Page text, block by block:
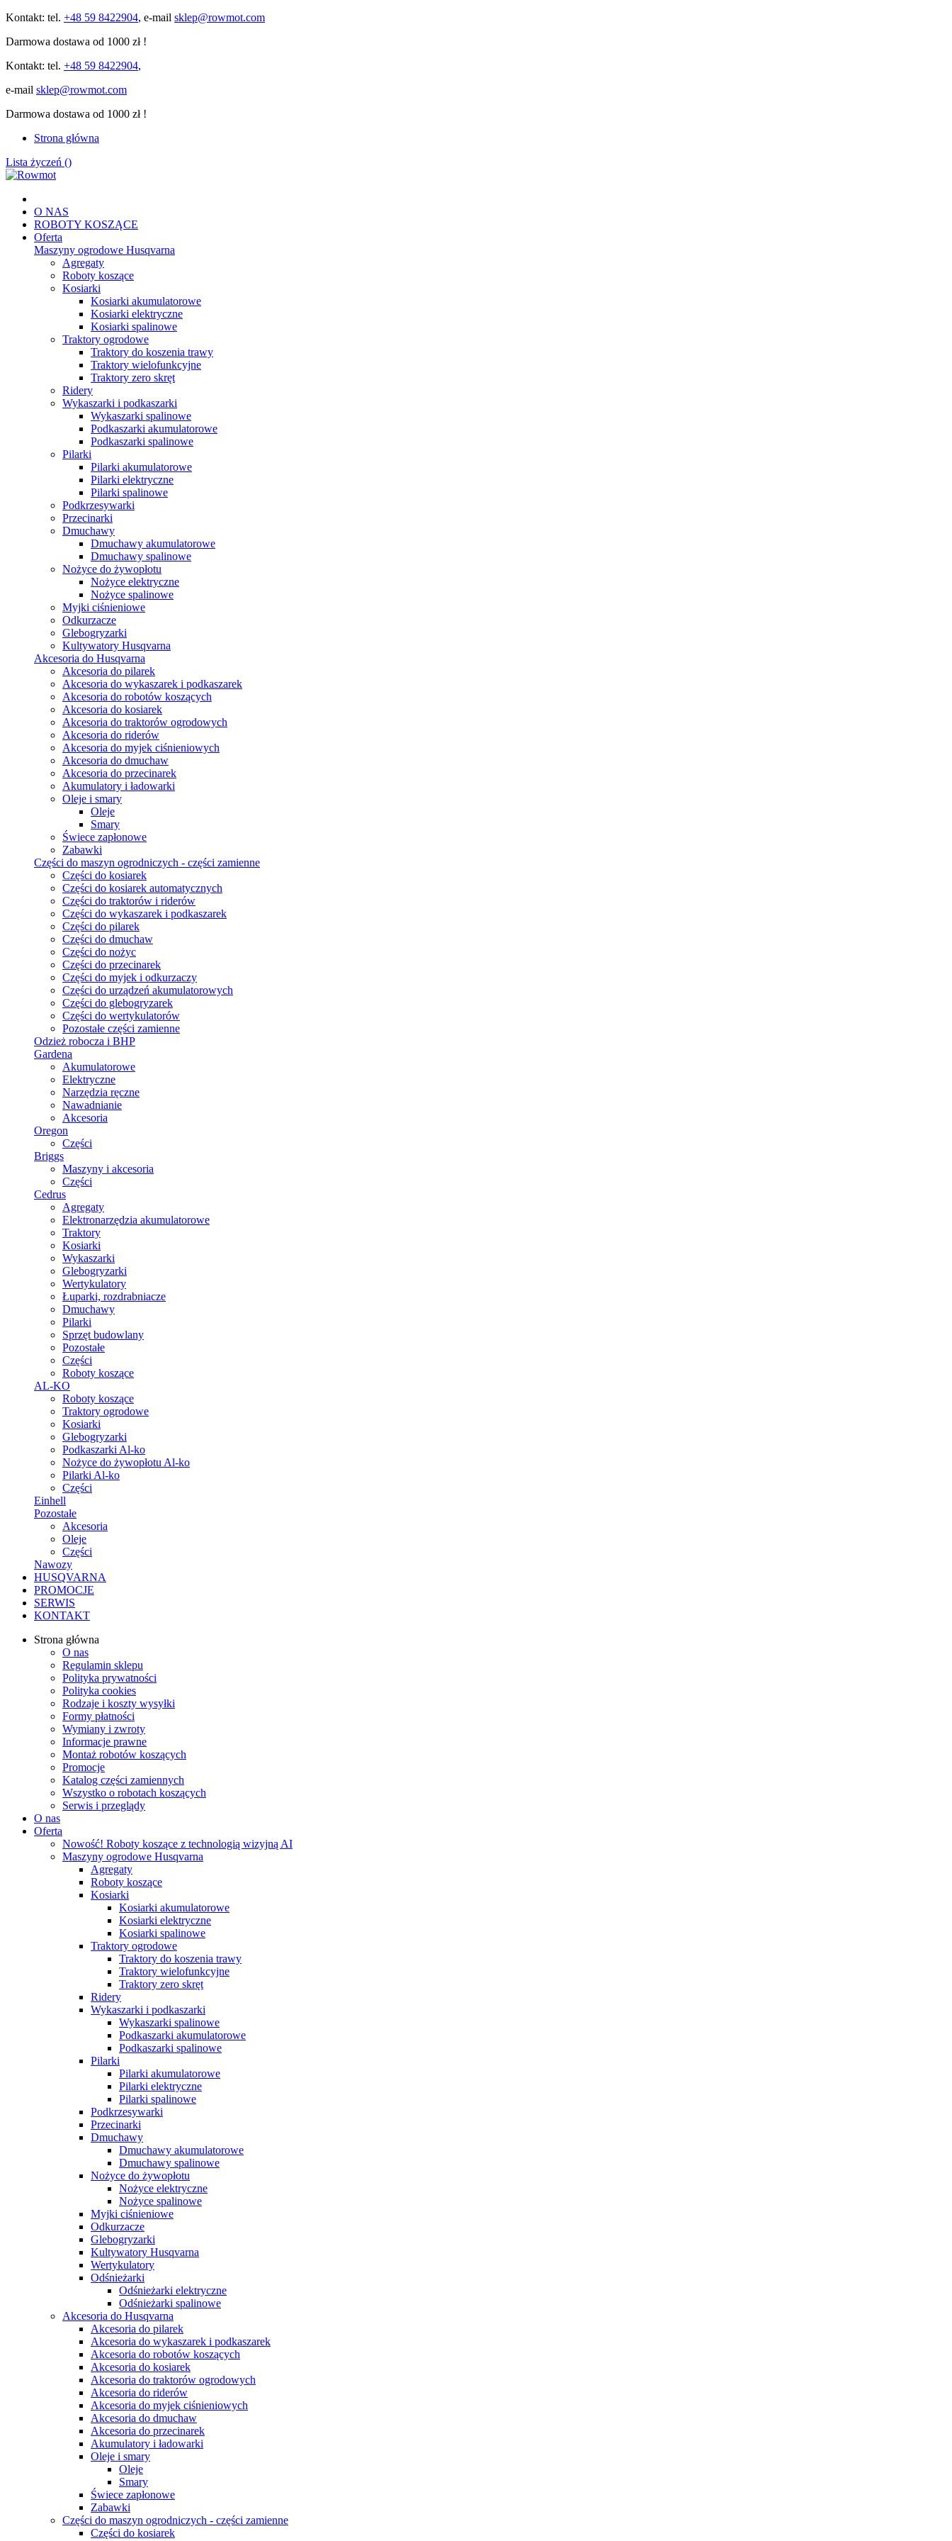
Kontakt: tel. +48 59 8422904, e-mail sklep@rowmot.com
Darmowa dostawa od 1000 zł !
Kontakt: tel. +48 59 8422904,
e-mail sklep@rowmot.com
Darmowa dostawa od 1000 zł !
Strona główna
Lista życzeń ()
O NAS
ROBOTY KOSZĄCE
Oferta
Maszyny ogrodowe Husqvarna
Agregaty
Roboty koszące
Kosiarki
Kosiarki akumulatorowe
Kosiarki elektryczne
Kosiarki spalinowe
Traktory ogrodowe
Traktory do koszenia trawy
Traktory wielofunkcyjne
Traktory zero skręt
Ridery
Wykaszarki i podkaszarki
Wykaszarki spalinowe
Podkaszarki akumulatorowe
Podkaszarki spalinowe
Pilarki
Pilarki akumulatorowe
Pilarki elektryczne
Pilarki spalinowe
Podkrzesywarki
Przecinarki
Dmuchawy
Dmuchawy akumulatorowe
Dmuchawy spalinowe
Nożyce do żywopłotu
Nożyce elektryczne
Nożyce spalinowe
Myjki ciśnieniowe
Odkurzacze
Glebogryzarki
Kultywatory Husqvarna
Akcesoria do Husqvarna
Akcesoria do pilarek
Akcesoria do wykaszarek i podkaszarek
Akcesoria do robotów koszących
Akcesoria do kosiarek
Akcesoria do traktorów ogrodowych
Akcesoria do riderów
Akcesoria do myjek ciśnieniowych
Akcesoria do dmuchaw
Akcesoria do przecinarek
Akumulatory i ładowarki
Oleje i smary
Oleje
Smary
Świece zapłonowe
Zabawki
Części do maszyn ogrodniczych - części zamienne
Części do kosiarek
Części do kosiarek automatycznych
Części do traktorów i riderów
Części do wykaszarek i podkaszarek
Części do pilarek
Części do dmuchaw
Części do nożyc
Części do przecinarek
Części do myjek i odkurzaczy
Części do urządzeń akumulatorowych
Części do glebogryzarek
Części do wertykulatorów
Pozostałe części zamienne
Odzież robocza i BHP
Gardena
Akumulatorowe
Elektryczne
Narzędzia ręczne
Nawadnianie
Akcesoria
Oregon
Części
Briggs
Maszyny i akcesoria
Części
Cedrus
Agregaty
Elektronarzędzia akumulatorowe
Traktory
Kosiarki
Wykaszarki
Glebogryzarki
Wertykulatory
Łuparki, rozdrabniacze
Dmuchawy
Pilarki
Sprzęt budowlany
Pozostałe
Części
Roboty koszące
AL-KO
Roboty koszące
Traktory ogrodowe
Kosiarki
Glebogryzarki
Podkaszarki Al-ko
Nożyce do żywopłotu Al-ko
Pilarki Al-ko
Części
Einhell
Pozostałe
Akcesoria
Oleje
Części
Nawozy
HUSQVARNA
PROMOCJE
SERWIS
KONTAKT
Strona główna
O nas
Regulamin sklepu
Polityka prywatności
Polityka cookies
Rodzaje i koszty wysyłki
Formy płatności
Wymiany i zwroty
Informacje prawne
Montaż robotów koszących
Promocje
Katalog części zamiennych
Wszystko o robotach koszących
Serwis i przeglądy
O nas
Oferta
Nowość! Roboty koszące z technologią wizyjną AI
Maszyny ogrodowe Husqvarna
Agregaty
Roboty koszące
Kosiarki
Kosiarki akumulatorowe
Kosiarki elektryczne
Kosiarki spalinowe
Traktory ogrodowe
Traktory do koszenia trawy
Traktory wielofunkcyjne
Traktory zero skręt
Ridery
Wykaszarki i podkaszarki
Wykaszarki spalinowe
Podkaszarki akumulatorowe
Podkaszarki spalinowe
Pilarki
Pilarki akumulatorowe
Pilarki elektryczne
Pilarki spalinowe
Podkrzesywarki
Przecinarki
Dmuchawy
Dmuchawy akumulatorowe
Dmuchawy spalinowe
Nożyce do żywopłotu
Nożyce elektryczne
Nożyce spalinowe
Myjki ciśnieniowe
Odkurzacze
Glebogryzarki
Kultywatory Husqvarna
Wertykulatory
Odśnieżarki
Odśnieżarki elektryczne
Odśnieżarki spalinowe
Akcesoria do Husqvarna
Akcesoria do pilarek
Akcesoria do wykaszarek i podkaszarek
Akcesoria do robotów koszących
Akcesoria do kosiarek
Akcesoria do traktorów ogrodowych
Akcesoria do riderów
Akcesoria do myjek ciśnieniowych
Akcesoria do dmuchaw
Akcesoria do przecinarek
Akumulatory i ładowarki
Oleje i smary
Oleje
Smary
Świece zapłonowe
Zabawki
Części do maszyn ogrodniczych - części zamienne
Części do kosiarek